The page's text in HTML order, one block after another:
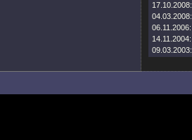
17.10.2008:
04.03.2008:
06.11.2006:
14.11.2004:
09.03.2003: